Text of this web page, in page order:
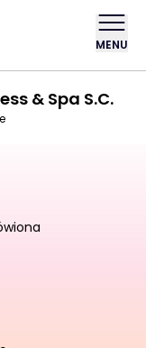
MENU
& Spa S.C.